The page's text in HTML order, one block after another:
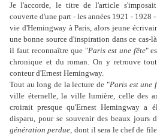
Je l'accorde, le titre de l'article
couverte d'une part - les années 1921 - 1928
vie d'Hemingway à Paris, alors jeune
une bonne source d'inspiration dans ce cas-
il faut reconnaître que "Paris est une fête"
chronique et du roman. On y retrouve
conteur d'Ernest Hemingway.
Tout au long de la lecture de "Paris est une
ville éternelle, la ville lumière, celle des
croirait presque qu'Ernest Hemingway a
disparu, pour se souvenir des beaux jours
génération perdue, dont il sera le chef de